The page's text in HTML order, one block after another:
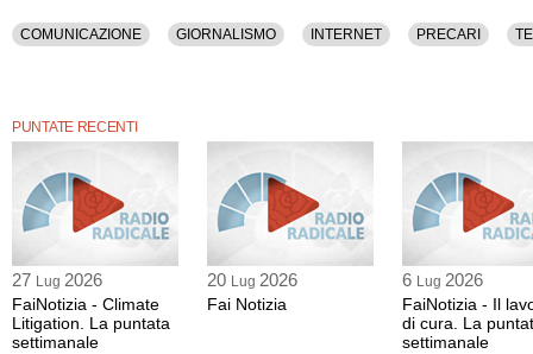
COMUNICAZIONE
GIORNALISMO INTERNET PRECARI
PUNTATE RECENTI
27 Lug 2026
FaiNotizia - Climate
Litigation. La puntata
settimanale
20 Lug 2026
Fai Notizia
6 Lug 2026
FaiNotizia - Il
di cura. La
settimanale